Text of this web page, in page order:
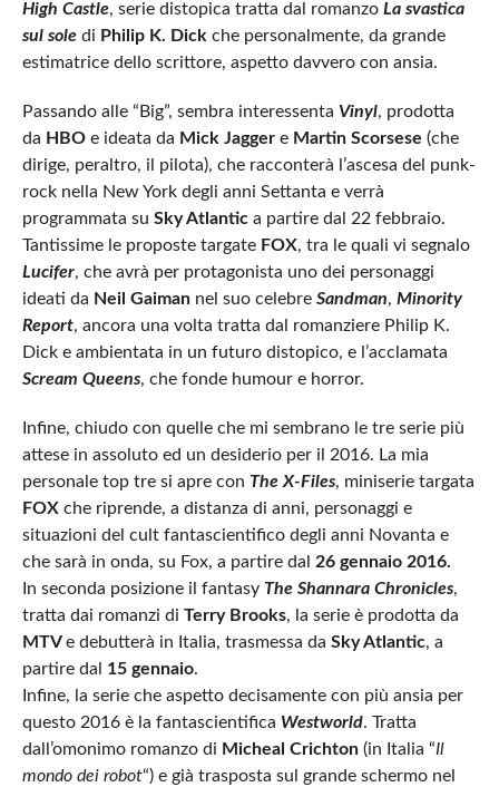
High Castle, serie distopica tratta dal romanzo La svastica
sul soledi Philip K. Dick che personalmente, da grande
estimatrice dello scrittore, aspetto davvero con ansia.
Passando alle “Big”, sembra interessenta Vinyl, prodotta
da HBOe ideata da Mick Jagger e Martin Scorsese (che
dirige, peraltro, il pilota), che racconterà l’ascesa del punk-
rock nella New York degli anni Settanta e verrà
programmata su Sky Atlantica partire dal 22 febbraio.
Tantissime le proposte targate FOX, tra le quali vi segnalo
Lucifer, che avrà per protagonista uno dei personaggi
ideati da Neil Gaiman nel suo celebre Sandman, Minority
Report, ancora una volta tratta dal romanziere Philip K.
Dick e ambientata in un futuro distopico, e l’acclamata
Scream Queens, che fonde humour e horror.
Infine, chiudo con quelle che mi sembrano le tre serie più
attese in assoluto ed un desiderio per il 2016. La mia
personale top tre si apre con The X-Files, miniserie targata
FOXche riprende, a distanza di anni, personaggi e
situazioni del cult fantascientifico degli anni Novanta e
che sarà in onda, su Fox, a partire dal 26 gennaio 2016.
In seconda posizione il fantasy The Shannara Chronicles,
tratta dai romanzi di Terry Brooks, la serie è prodotta da
MTVe debutterà in Italia, trasmessa da Sky Atlantic, a
partire dal 15 gennaio.
Infine, la serie che aspetto decisamente con più ansia per
questo 2016 è la fantascientifica Westworld. Tratta
dall’omonimo romanzo di Micheal Crichton(in Italia “Il
mondo dei robot“) e già trasposta sul grande schermo nel